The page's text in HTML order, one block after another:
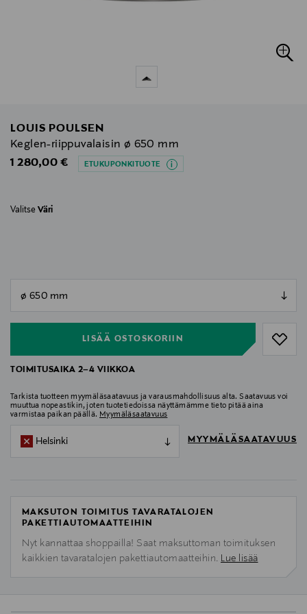
LOUIS POULSEN
Keglen-riippuvalaisin ø 650 mm
Original Price
1 280,00 € ETUKUPONKITUOTE
Valitse Väri
LISÄÄ OSTOSKORIIN
TOIMITUSAIKA 2–4 VIIKKOA
Tarkista tuotteen myymäläsaatavuus ja varausmahdollisuus alta. Saatavuus voi
muuttua nopeastikin, joten tuotetiedoissa näyttämämme tieto pitää aina
varmistaa paikan päällä. Myymäläsaatavuus
Helsinki MYYMÄLÄSAATAVUUS
MAKSUTON TOIMITUS TAVARATALOJEN
PAKETTIAUTOMAATTEIHIN
Nyt kannattaa shoppailla! Saat maksuttoman toimituksen
kaikkien tavaratalojen pakettiautomaatteihin. Lue lisää